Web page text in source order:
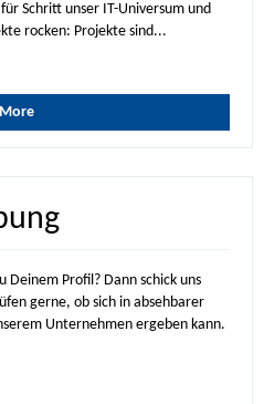
Schritt unser IT-Universum und
rocken: Projekte sind...
More
Deinem Profil? Dann schick uns
gerne, ob sich in absehbarer
Unternehmen ergeben kann.